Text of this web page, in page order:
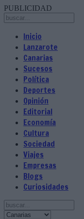
PUBLICIDAD
Inicio
Lanzarote
Canarias
Sucesos
Política
Deportes
Opinión
Editorial
Economía
Cultura
Sociedad
Viajes
Empresas
Blogs
Curiosidades